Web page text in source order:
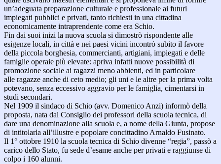
un’adeguata preparazione culturale e professionale ai futuri
impiegati pubblici e privati, tanto richiesti in una cittadina
economicamente intraprendente come era Schio.
Fin dai suoi inizi la nuova scuola si dimostrò rispondente alle
esigenze locali, in città e nei paesi vicini incontrò subito il favore
della piccola borghesia, commercianti, artigiani, impiegati e delle
famiglie operaie più elevate: apriva infatti nuove possibilità di
promozione sociale ai ragazzi meno abbienti, ed in particolare
alle ragazze anche di ceto medio; gli uni e le altre per la prima volta
potevano, senza eccessivo aggravio per le famiglia, cimentarsi in
studi secondari.
Nel 1909 il sindaco di Schio (avv. Domenico Anzi) informò della
proposta, nata dal Consiglio dei professori della scuola tecnica, di
dare una denominazione alla scuola e, a nome della Giunta, propose
di intitolarla all’illustre e popolare concittadino Arnaldo Fusinato.
Il 1° ottobre 1910 la scuola tecnica di Schio divenne “regia”, passò a
carico dello Stato, fu sede d’esame anche per privati e raggiunse di
colpo i 160 alunni.